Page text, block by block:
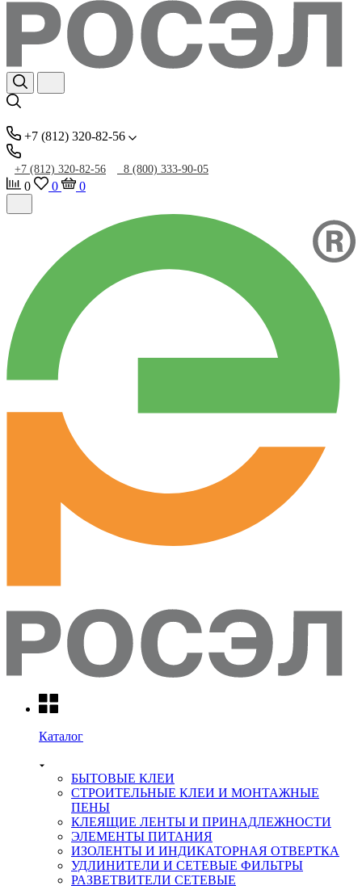
+7 (812) 320-82-56
+7 (812) 320-82-56 8 (800) 333-90-05
0 0 0
Каталог
БЫТОВЫЕ КЛЕИ
СТРОИТЕЛЬНЫЕ КЛЕИ И МОНТАЖНЫЕ
ПЕНЫ
КЛЕЯЩИЕ ЛЕНТЫ И ПРИНАДЛЕЖНОСТИ
ЭЛЕМЕНТЫ ПИТАНИЯ
ИЗОЛЕНТЫ И ИНДИКАТОРНАЯ ОТВЕРТКА
УДЛИНИТЕЛИ И СЕТЕВЫЕ ФИЛЬТРЫ
РАЗВЕТВИТЕЛИ СЕТЕВЫЕ